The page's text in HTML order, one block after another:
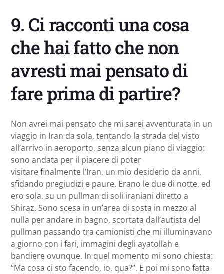
9. Ci racconti una cosa
che hai fatto che non
avresti mai pensato di
fare prima di partire?
Non avrei mai pensato che mi sarei avventurata in un
viaggio in Iran da sola, tentando la strada del visto
all’arrivo in aeroporto, senza alcun piano di viaggio:
sono andata per il piacere di poter
visitare finalmente l’Iran, un mio desiderio da anni,
sfidando pregiudizi e paure. Erano le due di notte, ed
ero sola, su un pullman di soli iraniani diretto a
Shiraz. Sono scesa in un’area di sosta in mezzo al
nulla per andare in bagno, scortata dall’autista del
pullman passando tra camionisti che mi illuminavano
a giorno con i fari, immagini degli ayatollah e
bandiere ovunque. In quel momento mi sono chiesta:
“Ma cosa ci sto facendo, io, qua?”. E poi mi sono fatta